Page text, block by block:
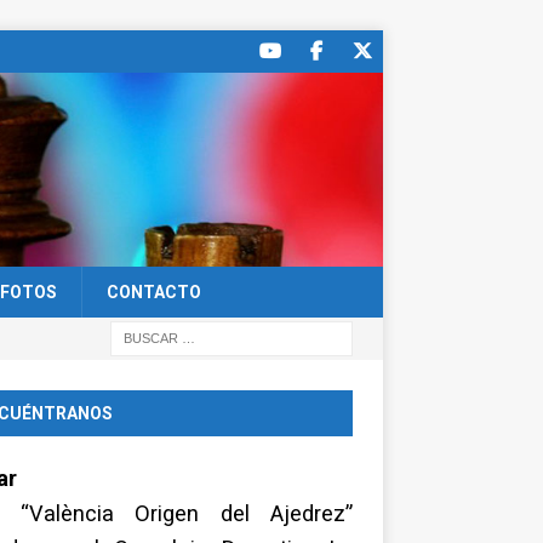
FOTOS CONTACTO
“València Origen del Ajedrez”